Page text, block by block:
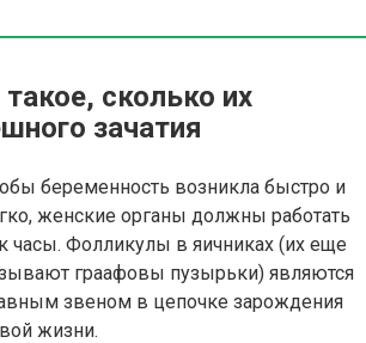
сколько их
зачатия
беременность возникла быстро и
женские органы должны работать
часы. Фолликулы в яичниках (их еще
граафовы пузырьки) являются
звеном в цепочке зарождения
жизни.